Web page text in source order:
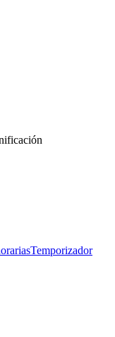
Temporizador